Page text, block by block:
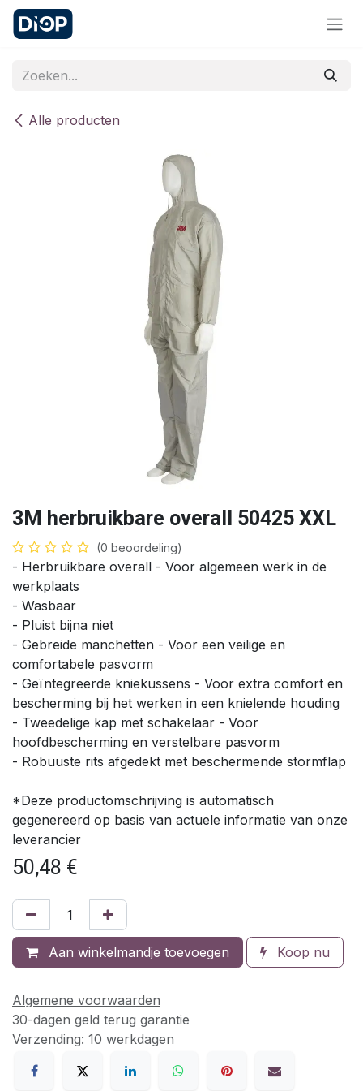
Overslaan naar inhoud
Alle producten
3M herbruikbare overall 50425 XXL
(0 beoordeling)
- Herbruikbare overall - Voor algemeen werk in de
werkplaats
- Wasbaar
- Pluist bijna niet
- Gebreide manchetten - Voor een veilige en
comfortabele pasvorm
- Geïntegreerde kniekussens - Voor extra comfort en
bescherming bij het werken in een knielende houding
- Tweedelige kap met schakelaar - Voor
hoofdbescherming en verstelbare pasvorm
- Robuuste rits afgedekt met beschermende stormflap
*Deze productomschrijving is automatisch
gegenereerd op basis van actuele informatie van onze
leverancier
50,48 €
Aan winkelmandje toevoegen Koop nu
Algemene voorwaarden
30-dagen geld terug garantie
Verzending: 10 werkdagen